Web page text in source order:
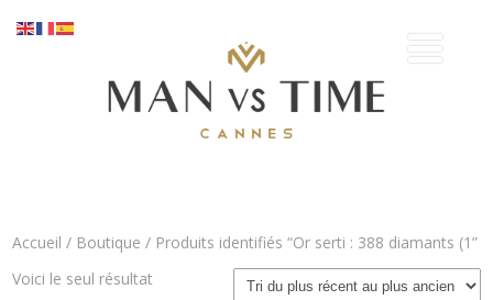
Accueil / Boutique / Produits identifiés “Or serti : 388 diamants (1”
Voici le seul résultat